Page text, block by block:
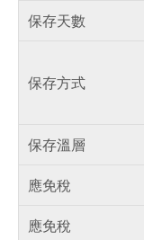
保存天數
保存方式
保存溫層
應免稅
應免稅